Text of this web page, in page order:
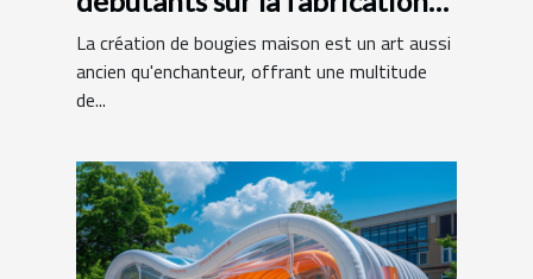
de bougies maison
La création de bougies maison est un art aussi
ancien qu'enchanteur, offrant une multitude
de...